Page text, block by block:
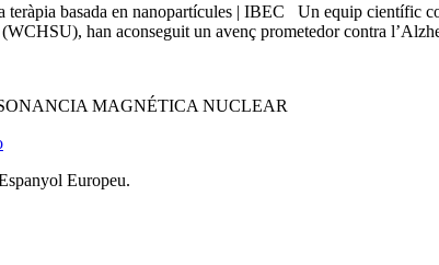
teràpia basada en nanopartícules | IBEC Un equip científic
han aconseguit un avenç prometedor contra
MAGNÉTICA NUCLEAR
Europeu.